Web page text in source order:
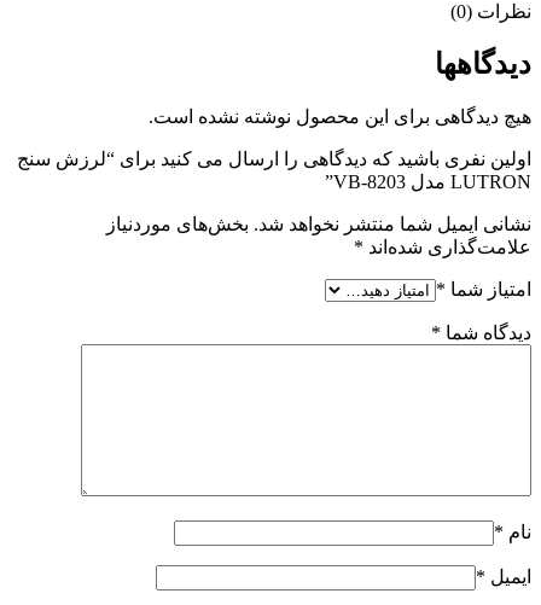
نظرات (0)
دیدگاهها
هیچ دیدگاهی برای این محصول نوشته نشده است.
اولین نفری باشید که دیدگاهی را ارسال می کنید برای “لرزش سنج
LUTRON مدل VB-8203”
نشانی ایمیل شما منتشر نخواهد شد. بخش‌های موردنیاز
علامت‌گذاری شده‌اند *
امتیاز شما *
دیدگاه شما *
نام *
ایمیل *